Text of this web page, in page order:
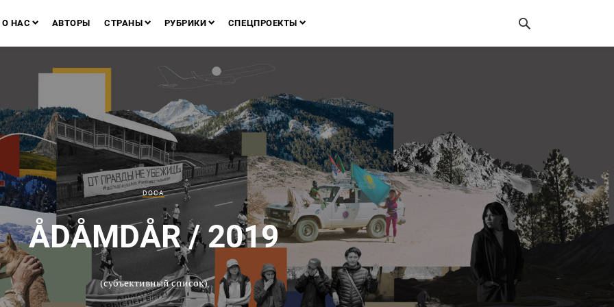
О НАС АВТОРЫ СТРАНЫ РУБРИКИ СПЕЦПРОЕКТЫ
DOCA
ÅDÅMDÅR / 2019
(субъективный список)